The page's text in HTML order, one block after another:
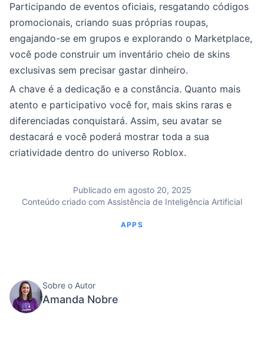
Participando de eventos oficiais, resgatando códigos
promocionais, criando suas próprias roupas,
engajando-se em grupos e explorando o Marketplace,
você pode construir um inventário cheio de skins
exclusivas sem precisar gastar dinheiro.
A chave é a dedicação e a constância. Quanto mais
atento e participativo você for, mais skins raras e
diferenciadas conquistará. Assim, seu avatar se
destacará e você poderá mostrar toda a sua
criatividade dentro do universo Roblox.
Publicado em agosto 20, 2025
Conteúdo criado com Assistência de Inteligência Artificial
APPS
Sobre o Autor
Amanda Nobre